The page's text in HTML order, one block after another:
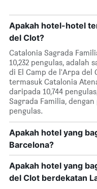
Apakah hotel-hotel
del Clot?
Catalonia Sagrada
10,232 pengulas, adalah
di El Camp de l'Arpa del
termasuk Catalonia
daripada 10,744
Sagrada Familia,
pengulas.
Apakah hotel yang
Barcelona?
Apakah hotel yang
del Clot berdekatan